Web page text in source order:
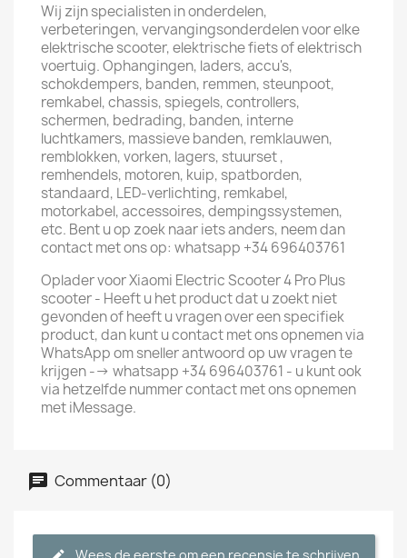
Wij zijn specialisten in onderdelen,
verbeteringen, vervangingsonderdelen voor elke
elektrische scooter, elektrische fiets of elektrisch
voertuig. Ophangingen, laders, accu's,
schokdempers, banden, remmen, steunpoot,
remkabel, chassis, spiegels, controllers,
schermen, bedrading, banden, interne
luchtkamers, massieve banden, remklauwen,
remblokken, vorken, lagers, stuurset ,
remhendels, motoren, kuip, spatborden,
standaard, LED-verlichting, remkabel,
motorkabel, accessoires, dempingssystemen,
etc. Bent u op zoek naar iets anders, neem dan
contact met ons op: whatsapp +34 696403761
Oplader voor Xiaomi Electric Scooter 4 Pro Plus
scooter - Heeft u het product dat u zoekt niet
gevonden of heeft u vragen over een specifiek
product, dan kunt u contact met ons opnemen via
WhatsApp om sneller antwoord op uw vragen te
krijgen --> whatsapp +34 696403761 - u kunt ook
via hetzelfde nummer contact met ons opnemen
met iMessage.
Commentaar (0)